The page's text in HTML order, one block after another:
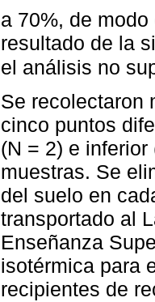
a 70%, de
resultado de la
el análisis no
Se recolectaron
cinco puntos
(N = 2) e
muestras. Se
del suelo en
transportado al
Enseñanza
isotérmica para
recipientes de